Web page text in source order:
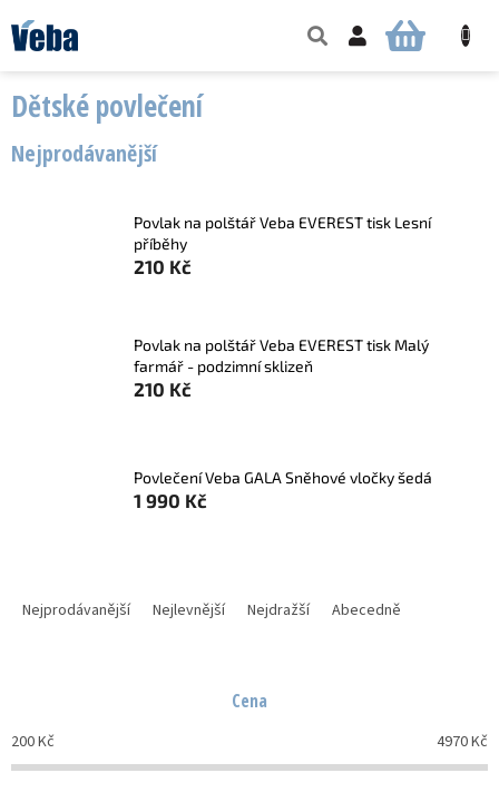
na
obsah
NÁKUPNÍ
Dětské povlečení
Nejprodávanější
Povlak na polštář Veba EVEREST tisk Lesní
příběhy
210 Kč
Povlak na polštář Veba EVEREST tisk Malý
farmář - podzimní sklizeň
210 Kč
Povlečení Veba GALA Sněhové vločky šedá
1 990 Kč
p
r
o
Nejprodávanější Nejlevnější Nejdražší Abecedně
Cena
200Kč 4970Kč